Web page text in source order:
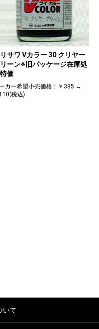
サワ Vカラー 30 クリヤー
ーン※旧パッケージ在庫処
価
カー希望小売価格：￥385 →
税込)
いて